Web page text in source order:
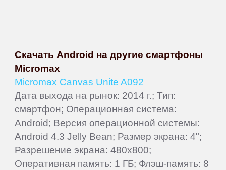
Скачать Android на другие смартфоны
Micromax
Micromax Canvas Unite A092
Дата выхода на рынок: 2014 г.; Тип:
смартфон; Операционная система:
Android; Версия операционной системы:
Android 4.3 Jelly Bean; Размер экрана: 4";
Разрешение экрана: 480x800;
Оперативная память: 1 ГБ; Флэш-память: 8